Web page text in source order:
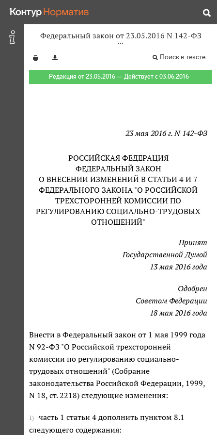
Федеральный закон от 23.05.2016 N 142-ФЗ
Поиск в тексте
Редакция от 23.05.2016 — Действует с 03.06.2016
23 мая 2016 г. N 142-ФЗ
РОССИЙСКАЯ ФЕДЕРАЦИЯ
ФЕДЕРАЛЬНЫЙ ЗАКОН
О ВНЕСЕНИИ ИЗМЕНЕНИЙ В СТАТЬИ 4 И 7
ФЕДЕРАЛЬНОГО ЗАКОНА "О РОССИЙСКОЙ
ТРЕХСТОРОННЕЙ КОМИССИИ ПО
РЕГУЛИРОВАНИЮ СОЦИАЛЬНО-ТРУДОВЫХ
ОТНОШЕНИЙ"
Принят
Государственной Думой
13 мая 2016 года
Одобрен
Советом Федерации
18 мая 2016 года
Внести в Федеральный закон от 1 мая 1999 года
N 92-ФЗ "О Российской трехсторонней
комиссии по регулированию социально-
трудовых отношений" (Собрание
законодательства Российской Федерации, 1999,
N 18, ст. 2218) следующие изменения:
1)
часть 1 статьи 4 дополнить пунктом 8.1
следующего содержания: